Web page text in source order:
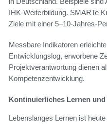
IHK-Weiterbildung. SMARTe
Ziele mit einer 5–10-Jahres-
Messbare Indikatoren
Entwicklungslog, erworbene
Projektverantwortung dienen
Kompetenzentwicklung.
Kontinuierliches Lernen und
Lebenslanges Lernen ist